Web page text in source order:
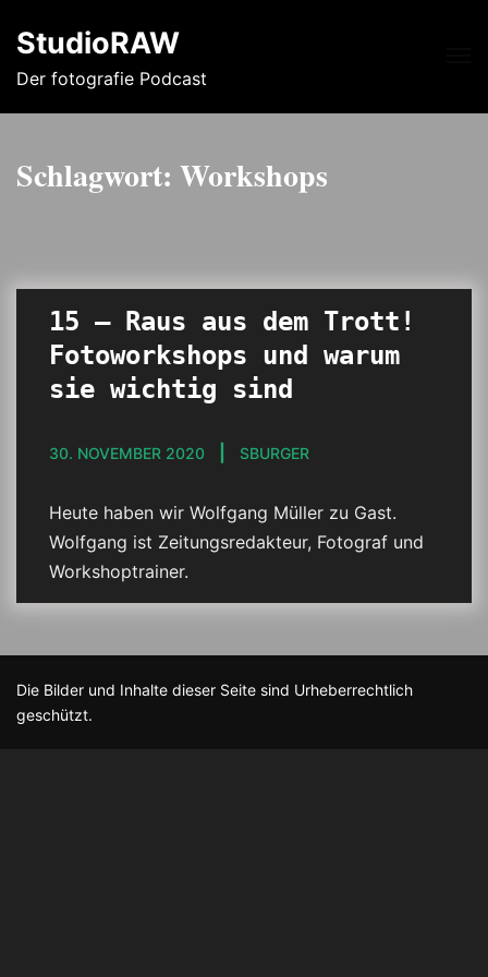
StudioRAW
Der fotografie Podcast
Schlagwort: Workshops
15 – Raus aus dem Trott!
Fotoworkshops und warum
sie wichtig sind
30. NOVEMBER 2020 SBURGER
Heute haben wir Wolfgang Müller zu Gast.
Wolfgang ist Zeitungsredakteur, Fotograf und
Workshoptrainer.
Die Bilder und Inhalte dieser Seite sind Urheberrechtlich
geschützt.